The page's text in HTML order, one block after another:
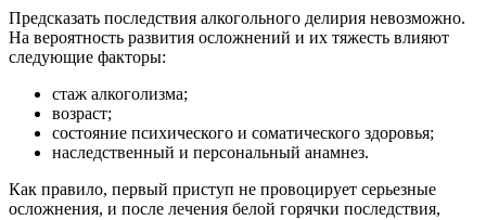
Предсказать последствия алкогольного делирия невозможно.
На вероятность развития осложнений и их тяжесть влияют
следующие факторы:
стаж алкоголизма;
возраст;
состояние психического и соматического здоровья;
наследственный и персональный анамнез.
Как правило, первый приступ не провоцирует серьезные
осложнения, и после лечения белой горячки последствия,